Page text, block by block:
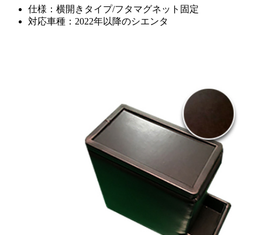
仕様：横開きタイプ/フタマグネット固定
対応車種：2022年以降のシエンタ